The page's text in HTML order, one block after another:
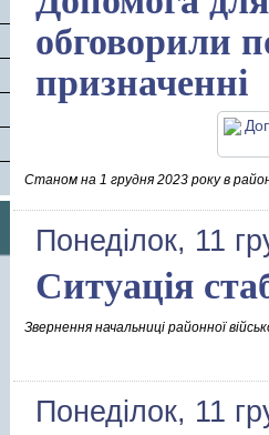
обговорили
призначенні
Станом на 1 грудня 2023 року в
Понеділок, 11
Ситуація
Звернення начальниці районної
Понеділок, 11